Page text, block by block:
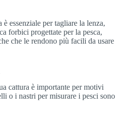
essenziale per tagliare la lenza,
forbici progettate per la pesca,
che le rendono più facili da usare
cattura è importante per motivi
o i nastri per misurare i pesci sono